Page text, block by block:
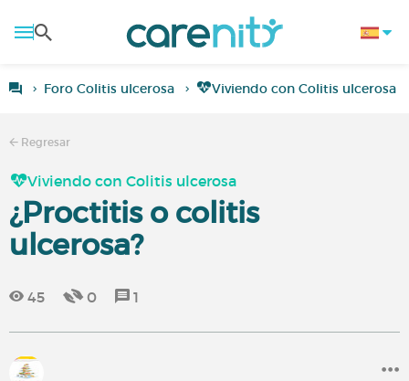
Foro Colitis ulcerosa Viviendo con Colitis ulcerosa
Regresar
Viviendo con Colitis ulcerosa
¿Proctitis o colitis
ulcerosa?
45 0 1